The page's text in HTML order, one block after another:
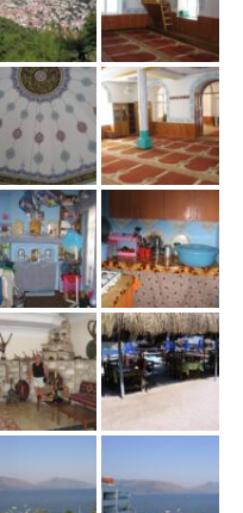
a
w
i
g